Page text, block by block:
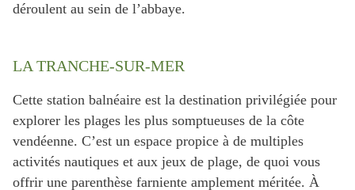
déroulent au sein de l’abbaye.
LA TRANCHE-SUR-MER
Cette station balnéaire est la destination privilégiée pour
explorer les plages les plus somptueuses de la côte
vendéenne. C’est un espace propice à de multiples
activités nautiques et aux jeux de plage, de quoi vous
offrir une parenthèse farniente amplement méritée. À